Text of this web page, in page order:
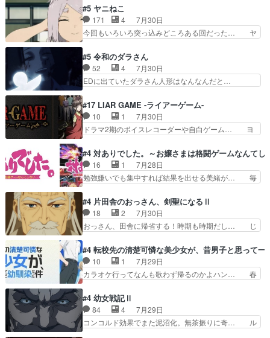
ていただきました！最終的に… この高らかなDT
宣言、合田一人に通じるも… この作品は近年稀に
見るおっさんキャラの充…
なががんばってくれたアリスの父ちゃん… 成長限
界が999である村人と定めた上位存… 大規模バト
ルシーンなのに会話してばっかり… やっぱり勇者
より強かったか笑統率力LV9… 普通の人間の親子
組みか‥Lv200帯の… そのために役割を超越する
者の出現させるた… アリスのお陰で他の勇者達も
共闘してくれ魔…
#5 ヤニねこ
171 4
7月30日
今回もいろいろ突っ込みどころある回だった… ヤ
ちゃんの恋愛話をしたり、タバコを生産… ここう
っすら思ったことズバリ言ってくれて… おかし
い、さわやかだ 世話好きの陰に支配… ヤクねこ
のクワガタ取りの話見て切なくなっ… 普段は選別
れww唐突な作画力の正… なんか今日はかなり一
瞬で終わっちまったっ… 先週と比べてまだまとも
に見えた。4話は過…
#5 令和のダラさん
52 4
7月30日
EDに出ていたダラさん人形はなんなんだと…
惨な過去がきっちり現代に継承されている… ダラ
さんと姉弟の母との出会いの話やはりダ… ダラさ
んの過去話も佳境…げに恐ろしいは人… 第５話感
想：２人の過剰な貢ぎ物?の礼とし… 第５話感
系列が4話と入れ替わってるのね… こんなデカイ
のどうやって運ぶんだよ！？姉… ダラさん、人型
形態にもなれるんか!?w髪…
#17 LIAR GAME -ライアーゲーム-
10 1
7月30日
ドラマ2期のボイスレコーダーや自白ゲーム… ヨ
国の奴らも馬鹿が多いが、夜の国も同じ… ご視聴
ありがとうございました来週もよろし… 握った◯
治郎（中の人的に）仲間であるプレ… ヨコヤの頭
の回転の速さと人間の心理を利用… 夜の国のヨコ
で夜の国の独裁支配を強化、… やはりヨコヤいい
ですね。昼の国が勝てる流… 役で出演いたしまし
た。次回も緊張が止まり…
#4 対ありでした。～お嬢さまは格闘ゲームなんてし
16 1
7月28日
勉強嫌いでも集中すれば結果を出せる美緒が… 毎
なゲームも相手が強すぎるとやる気無く… テー
マ：テスト勉強と大会感想は、美緒がテ… すげー
ーーーーーーーー良い……。女性声優… 深夜の格
ゲー対戦よりテストの方がよっぽど… 真剣に授業
ストに向けて勉強会！美緒ちゃ… 受験勉強と戦闘
の2択なら戦闘を選ぶ娘w美… 勉強嫌いでバトル
を選ぶって、ひぐらしの沙…
#4 片田舎のおっさん、剣聖になるⅡ
18 2
7月30日
おっさん、田舎に帰省する！時期も時期だし… じ
れない爺さんには夢が詰まってると思う… クル
ニ、ヘンブリッツ、ミュイと一緒におっ… 帰省、
お供ヒロインはクルニ。順番的には確… 父親から
手紙が来た。サーベルボアの退治の… ここでヘン
家に帰ることに・ベリルはミュ… おっさんの親と
なるとお爺ちゃんだよね孫扱… ・ベリル、実家に
帰ることに・ベリルはミュ…
#4 転校先の清楚可憐な美少女が、昔男子と思って一
10 1
7月29日
カラオケ行ってなんも歌わず帰るのかよハン… 春
やらあの女優さんが春希のお母さんのよ… 春希ち
ゃん姫ちゃんに野菜の子も凄え可愛い… 隼人くん
のスマホを買いに行ってたけど完全… 第４話を
U-NEXTで視聴しました。視聴… スマホを買うた
#4 幼女戦記Ⅱ
84 4
7月29日
コンコルド効果でまた泥沼化。無茶振りに奇… ル